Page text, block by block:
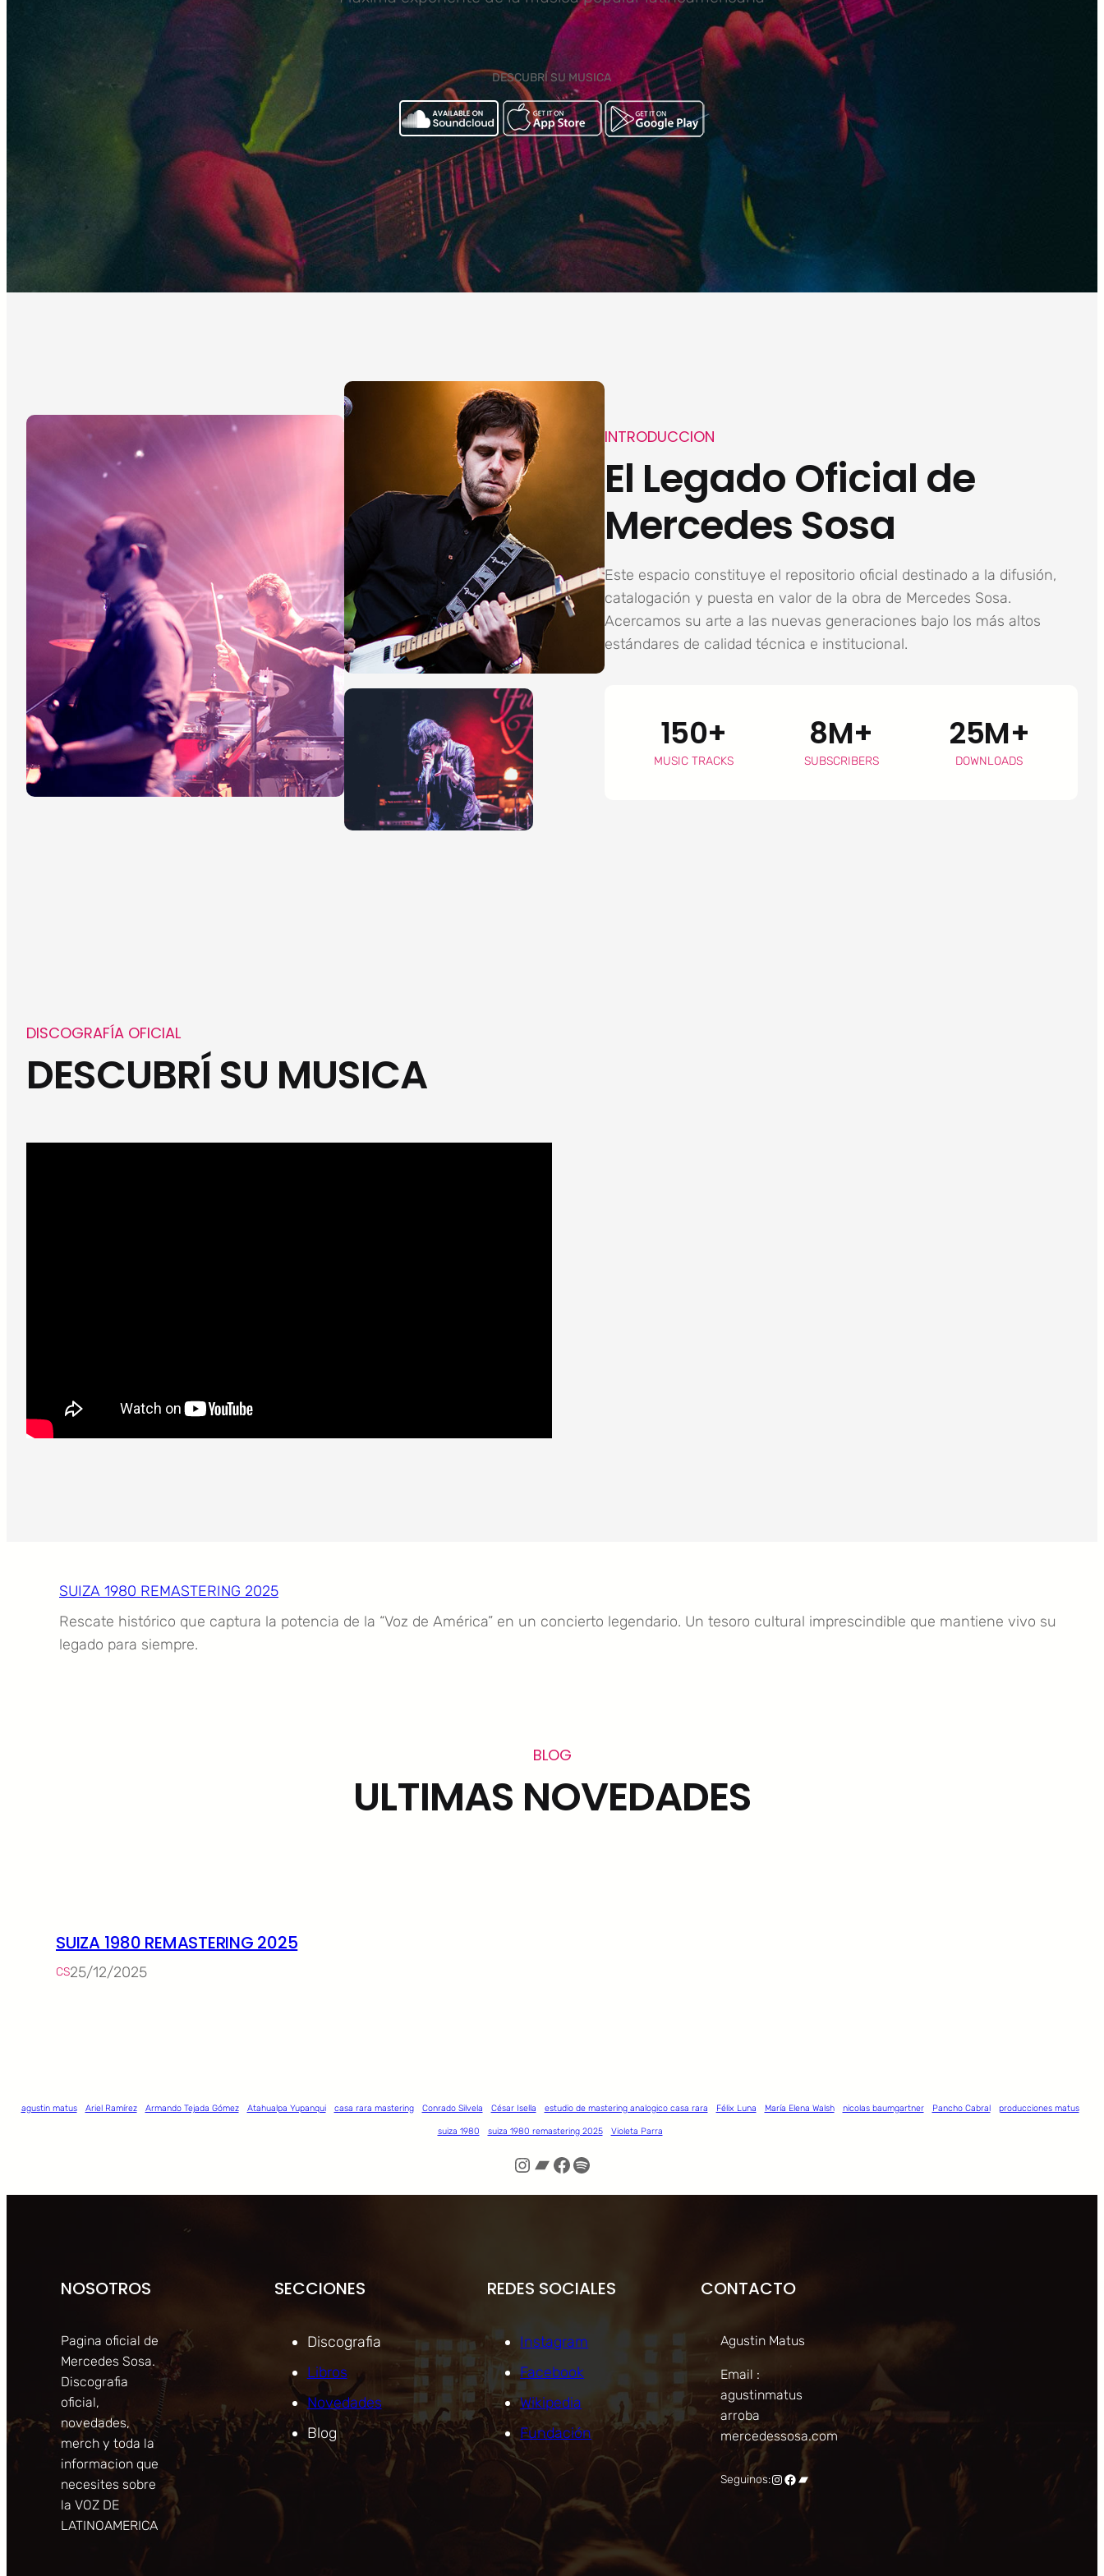
DESCUBRÍ SU MUSICA
INTRODUCCION
El Legado Oficial de
Mercedes Sosa
Este espacio constituye el repositorio oficial destinado a la difusión,
catalogación y puesta en valor de la obra de Mercedes Sosa.
Acercamos su arte a las nuevas generaciones bajo los más altos
estándares de calidad técnica e institucional.
150+
MUSIC TRACKS
8M+
SUBSCRIBERS
25M+
DOWNLOADS
DISCOGRAFÍA OFICIAL
DESCUBRÍ SU MUSICA
SUIZA 1980 REMASTERING 2025
Rescate histórico que captura la potencia de la “Voz de América” en un concierto legendario. Un tesoro cultural imprescindible que mantiene vivo su
legado para siempre.
BLOG
ULTIMAS NOVEDADES
SUIZA 1980 REMASTERING 2025
CS25/12/2025
agustin matus Ariel Ramírez Armando Tejada Gómez Atahualpa Yupanqui casa rara mastering Conrado Silvela César Isella estudio de mastering analogico casa rara Félix Luna María Elena Walsh nicolas baumgartner Pancho Cabral producciones matus
suiza 1980 suiza 1980 remastering 2025 Violeta Parra
Instagram
Bandcamp
Facebook
Spotify
NOSOTROS
Pagina oficial de
Mercedes Sosa.
Discografia
oficial,
novedades,
merch y toda la
informacion que
necesites sobre
la VOZ DE
LATINOAMERICA
SECCIONES
Discografia
Libros
Novedades
Blog
REDES SOCIALES
Instagram
Facebook
Wikipedia
Fundación
CONTACTO
Agustin Matus
Email :
agustinmatus
arroba
mercedessosa.com
Seguinos:Instagram
Facebook
Bandcamp